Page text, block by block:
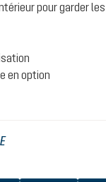
pour garder
en option